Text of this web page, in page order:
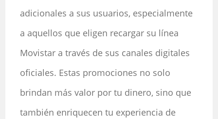
adicionales a sus usuarios, especialmente
a aquellos que eligen recargar su línea
Movistar a través de sus canales digitales
oficiales. Estas promociones no solo
brindan más valor por tu dinero, sino que
también enriquecen tu experiencia de